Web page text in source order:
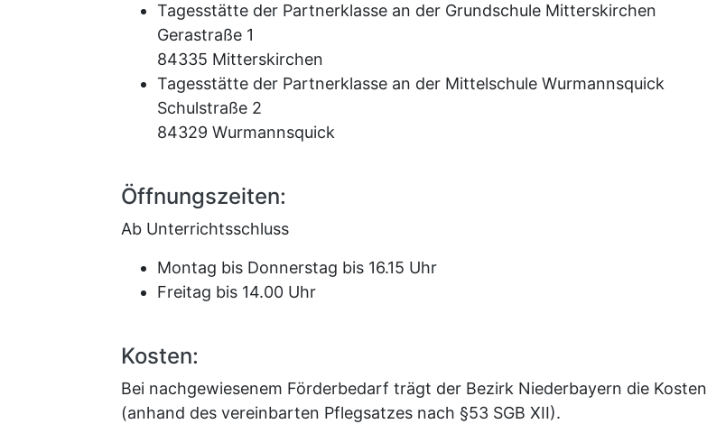
Tagesstätte der Partnerklasse an der Grundschule Mitterskirchen
Gerastraße 1
84335 Mitterskirchen
Tagesstätte der Partnerklasse an der Mittelschule Wurmannsquick
Schulstraße 2
84329 Wurmannsquick
Öffnungszeiten:
Ab Unterrichtsschluss
Montag bis Donnerstag bis 16.15 Uhr
Freitag bis 14.00 Uhr
Kosten:
Bei nachgewiesenem Förderbedarf trägt der Bezirk Niederbayern die Kosten
(anhand des vereinbarten Pflegsatzes nach §53 SGB XII).